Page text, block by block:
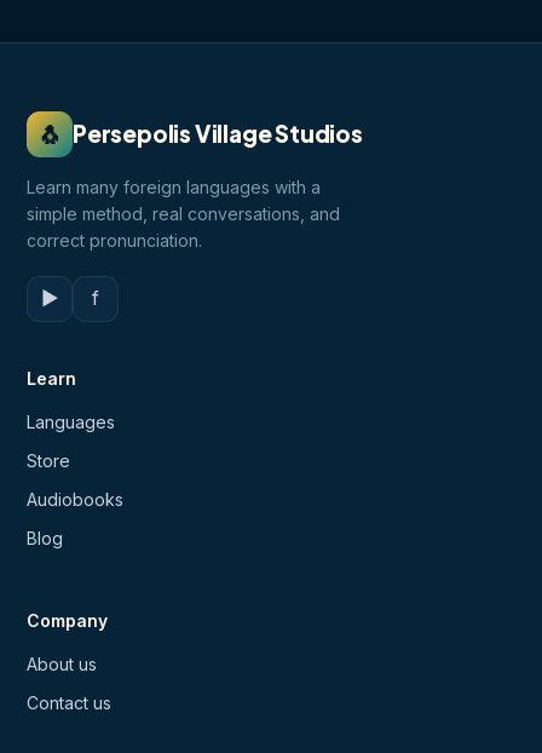
🐧 Persepolis Village Studios
Learn many foreign languages with a
simple method, real conversations, and
correct pronunciation.
▶ f
Learn
Languages
Store
Audiobooks
Blog
Company
About us
Contact us